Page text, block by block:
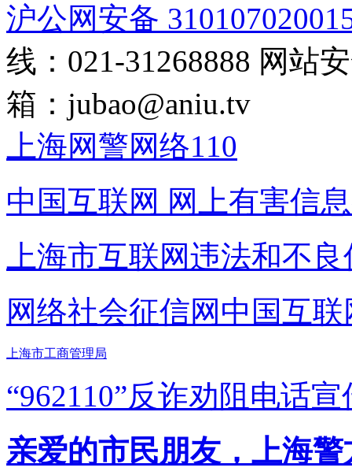
沪公网安备
线：021-31268888 网站
箱： jubao@aniu.tv
上海网警网络110
中国互联网 网上有害信
上海市互联网违法和不
网络社会征信网 中国互
上海市工商管理局
“962110”反诈劝阻电话宣
亲爱的市民朋友，上海